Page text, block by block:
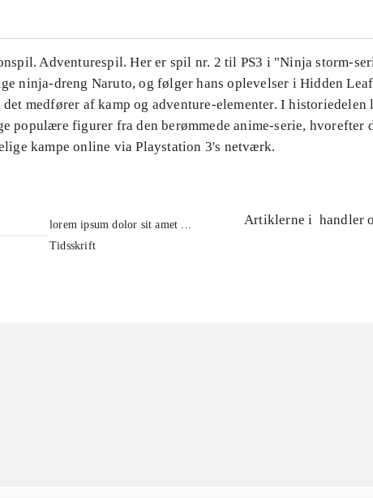
Adventurespil. Her er spil nr. 2 til PS3 i "Ninja storm-
ninja-dreng Naruto, og følger hans oplevelser i Hidden
det medfører af kamp og adventure-elementer. I historiedelen
populære figurer fra den berømmede anime-serie, hvorefter
kampe online via Playstation 3's netværk.
lorem ipsum dolor sit amet ...
Tidsskrift
Artiklerne i handler